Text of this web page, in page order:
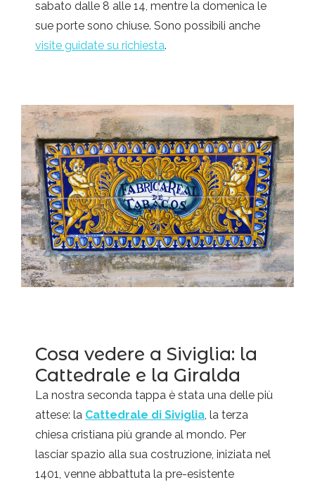
sabato dalle 8 alle 14, mentre la domenica le
sue porte sono chiuse. Sono possibili anche
visite guidate su richiesta.
Cosa vedere a Siviglia: la
Cattedrale e la Giralda
La nostra seconda tappa è stata una delle più
attese: la Cattedrale di Siviglia, la terza
chiesa cristiana più grande al mondo. Per
lasciar spazio alla sua costruzione, iniziata nel
1401, venne abbattuta la pre-esistente